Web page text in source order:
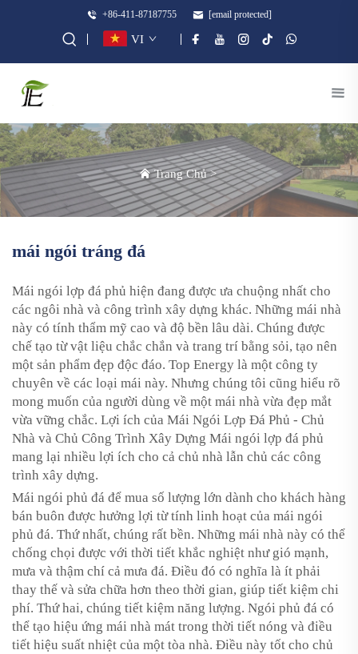
+86-411-87187755 [email protected]
VI
Trang Chủ>
mái ngói tráng đá
Mái ngói lợp đá phủ hiện đang được ưa chuộng nhất cho
các ngôi nhà và công trình xây dựng khác. Những mái nhà
này có tính thẩm mỹ cao và độ bền lâu dài. Chúng được
chế tạo từ vật liệu chắc chắn và trang trí bằng sỏi, tạo nên
một sản phẩm đẹp độc đáo. Top Energy là một công ty
chuyên về các loại mái này. Nhưng chúng tôi cũng hiểu rõ
mong muốn của người dùng về một mái nhà vừa đẹp mắt
vừa vững chắc. Lợi ích của Mái Ngói Lợp Đá Phủ - Chủ
Nhà và Chủ Công Trình Xây Dựng Mái ngói lợp đá phủ
mang lại nhiều lợi ích cho cả chủ nhà lẫn chủ các công
trình xây dựng.
Mái ngói phủ đá để mua số lượng lớn dành cho khách hàng
bán buôn được hưởng lợi từ tính linh hoạt của mái ngói
phủ đá. Thứ nhất, chúng rất bền. Những mái nhà này có thể
chống chọi được với thời tiết khắc nghiệt như gió mạnh,
mưa và thậm chí cả mưa đá. Điều đó có nghĩa là ít phải
thay thế và sửa chữa hơn theo thời gian, giúp tiết kiệm chi
phí. Thứ hai, chúng tiết kiệm năng lượng. Ngói phủ đá có
thể tạo hiệu ứng mái nhà mát trong thời tiết nóng và điều
tiết hiệu suất nhiệt của một tòa nhà. Điều này tốt cho chủ